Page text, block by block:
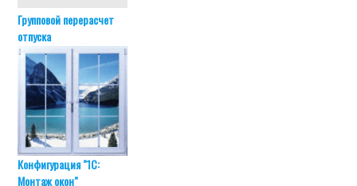
Групповой перерасчет
отпуска
Конфигурация "1С:
Монтаж окон"